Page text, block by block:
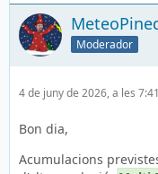
Moderador
4 de juny de 2026, a les 7:41
Bon dia,
Acumulacions